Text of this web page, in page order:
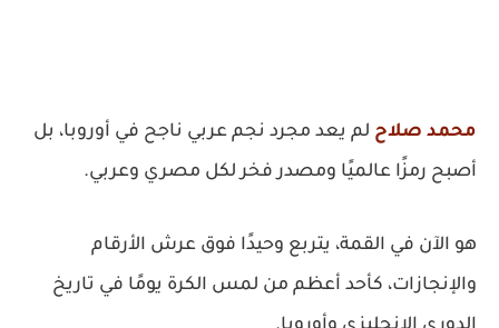
محمد صلاح لم يعد مجرد نجم عربي ناجح في أوروبا، بل
أصبح رمزًا عالميًا ومصدر فخر لكل مصري وعربي.
هو الآن في القمة، يتربع وحيدًا فوق عرش الأرقام
والإنجازات، كأحد أعظم من لمس الكرة يومًا في تاريخ